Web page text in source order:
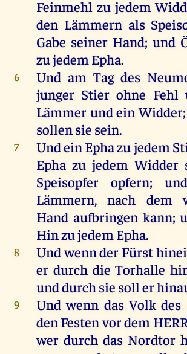
Feinmehl zujedem
den Lämmern als
Gabe seiner Hand;und
zujedem Epha.
6 Und am Tag des
junger Stier ohne Fehl
Lämmer undein Widder;
sollensie sein.
7 UndeinEphazujedem
Epha zujedemWidder
Speisopfer
opfern; und
Lämmern,nach dem
Handaufbringen kann;
Hinzujedem Epha.
8 Undwennder Fürst
er durch die Torhalle
unddurchsie soller
9 Und wenn das Volk des
denFestenvordem
wer durch das Nordtor